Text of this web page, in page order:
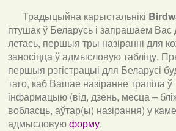
Традыцыйна карыстальнікі
птушак ў Беларусь і запрашаем Вас
летась, першыя тры назіранні для
заносіцца ў адмысловую табліцу.
першыя рэгістрацыі для Беларусі
таго, каб Вашае назіранне трапіла ў
інфармацыю (від, дзень, месца –
вобласць, аўтар(ы) назірання) у
адмысловуюформу.